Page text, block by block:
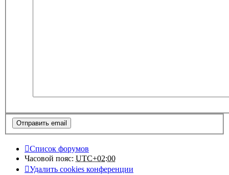
Список форумов
Часовой пояс: UTC+02:00
Удалить cookies конференции